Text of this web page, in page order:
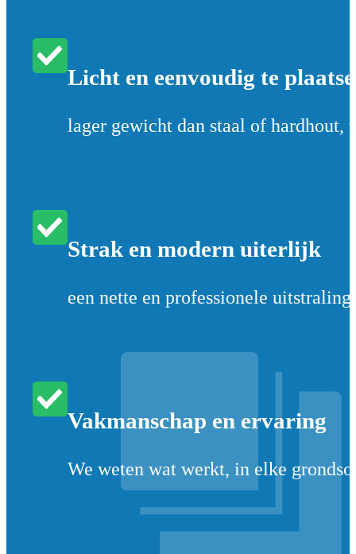
Licht en eenvoudig te
lager gewicht dan staal of hardhout,
Strak en modern uiterlijk
een nette en professionele
Vakmanschap en ervaring
We weten wat werkt, in elke